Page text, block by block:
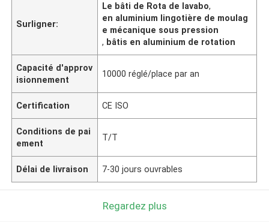
Surligner:
Le bâti de Rota de lavabo,
en aluminium lingotière de moulag
e mécanique sous pression
, bâtis en aluminium de rotation
Capacité d'approv
isionnement
10000 réglé/place par an
Certification CE ISO
Conditions de pai
ement
T/T
Délai de livraison 7-30 jours ouvrables
Regardez plus